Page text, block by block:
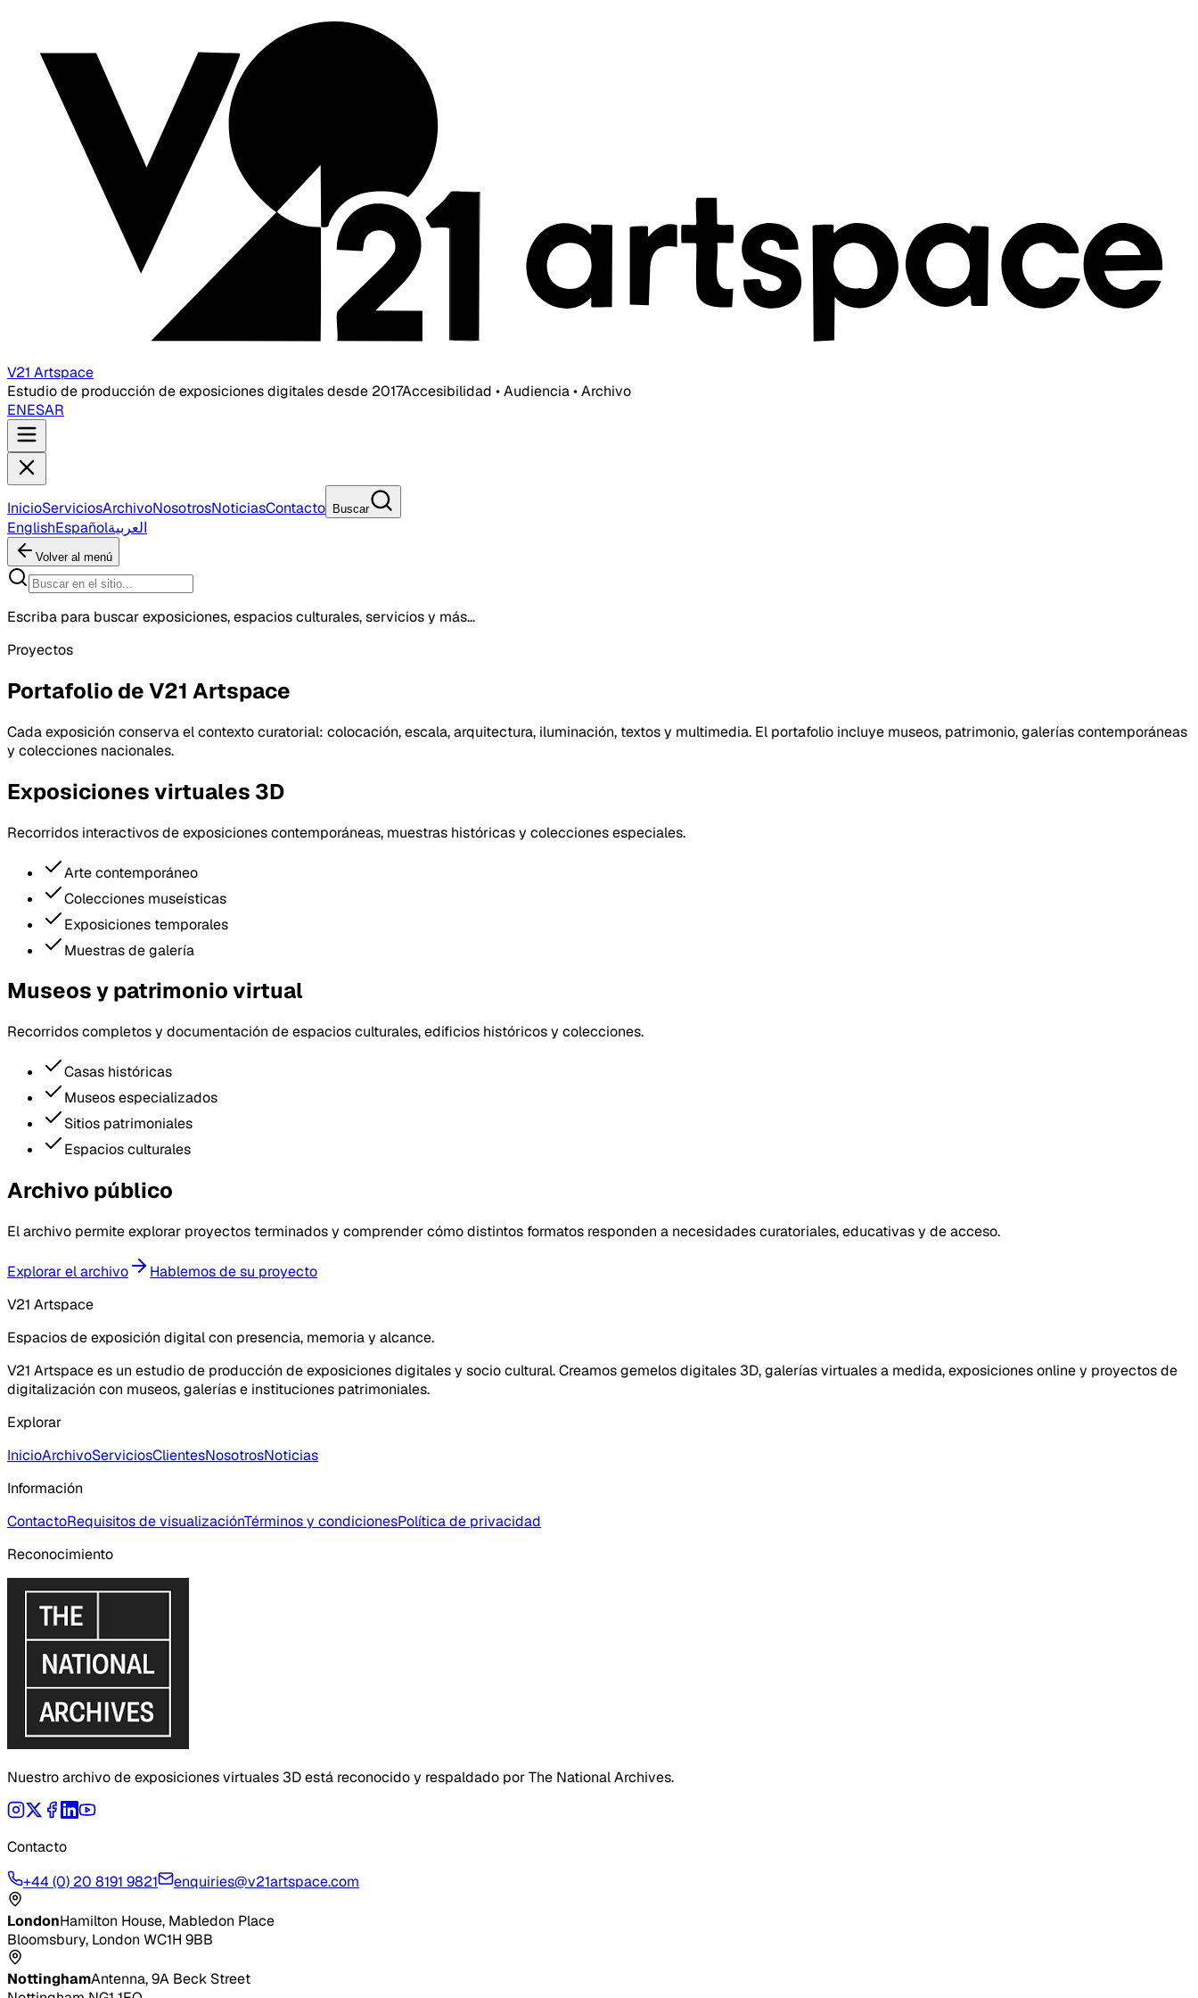
V21 Artspace
Estudio de producción de exposiciones digitales desde 2017Accesibilidad • Audiencia • Archivo
ENESAR
InicioServiciosArchivoNosotrosNoticiasContacto Buscar
EnglishEspañolالعربية
Volver al menú
Escriba para buscar exposiciones, espacios culturales, servicios y más...
Proyectos
Portafolio de V21 Artspace
Cada exposición conserva el contexto curatorial: colocación, escala, arquitectura, iluminación, textos y multimedia. El portafolio incluye museos, patrimonio, galerías contemporáneas
y colecciones nacionales.
Exposiciones virtuales 3D
Recorridos interactivos de exposiciones contemporáneas, muestras históricas y colecciones especiales.
Arte contemporáneo
Colecciones museísticas
Exposiciones temporales
Muestras de galería
Museos y patrimonio virtual
Recorridos completos y documentación de espacios culturales, edificios históricos y colecciones.
Casas históricas
Museos especializados
Sitios patrimoniales
Espacios culturales
Archivo público
El archivo permite explorar proyectos terminados y comprender cómo distintos formatos responden a necesidades curatoriales, educativas y de acceso.
Explorar el archivo
Hablemos de su proyecto
V21 Artspace
Espacios de exposición digital con presencia, memoria y alcance.
V21 Artspace es un estudio de producción de exposiciones digitales y socio cultural. Creamos gemelos digitales 3D, galerías virtuales a medida, exposiciones online y proyectos de
digitalización con museos, galerías e instituciones patrimoniales.
Explorar
InicioArchivoServiciosClientesNosotrosNoticias
Información
ContactoRequisitos de visualizaciónTérminos y condicionesPolítica de privacidad
Reconocimiento
Nuestro archivo de exposiciones virtuales 3D está reconocido y respaldado por The National Archives.
Contacto
+44 (0) 20 8191 9821
enquiries@v21artspace.com
LondonHamilton House, Mabledon Place
Bloomsbury, London WC1H 9BB
NottinghamAntenna, 9A Beck Street